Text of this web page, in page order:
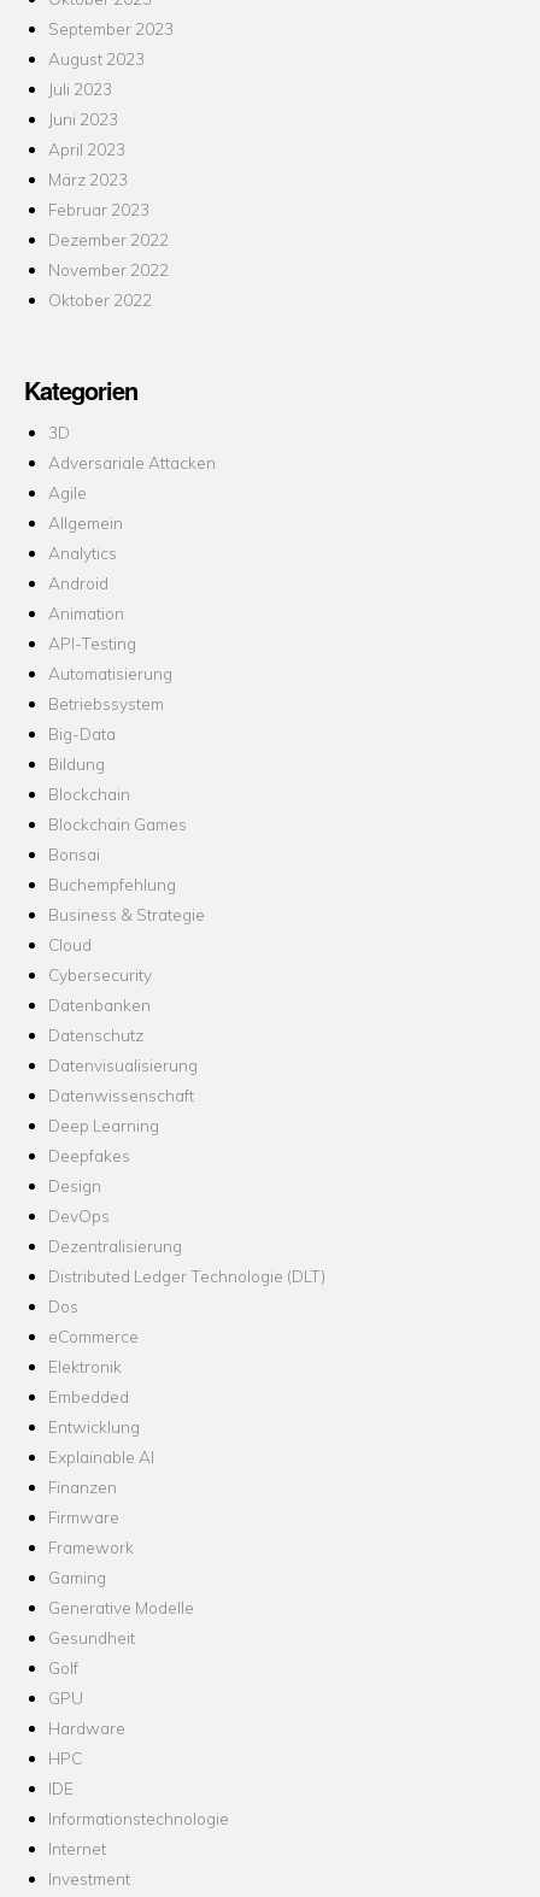
September 2023
August 2023
Juli 2023
Juni 2023
April 2023
März 2023
Februar 2023
Dezember 2022
November 2022
Oktober 2022
Kategorien
3D
Adversariale Attacken
Agile
Allgemein
Analytics
Android
Animation
API-Testing
Automatisierung
Betriebssystem
Big-Data
Bildung
Blockchain
Blockchain Games
Bonsai
Buchempfehlung
Business & Strategie
Cloud
Cybersecurity
Datenbanken
Datenschutz
Datenvisualisierung
Datenwissenschaft
Deep Learning
Deepfakes
Design
DevOps
Dezentralisierung
Distributed Ledger Technologie (DLT)
Dos
eCommerce
Elektronik
Embedded
Entwicklung
Explainable AI
Finanzen
Firmware
Framework
Gaming
Generative Modelle
Gesundheit
Golf
GPU
Hardware
HPC
IDE
Informationstechnologie
Internet
Investment